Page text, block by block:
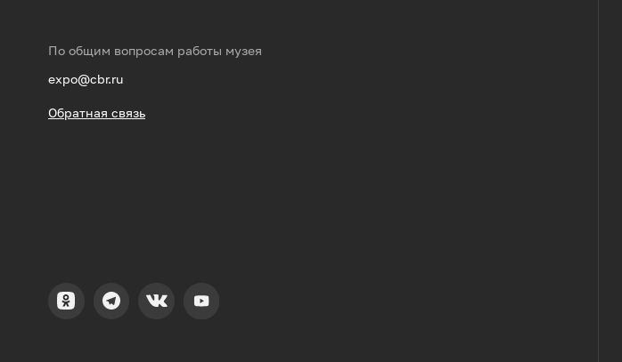
По общим вопросам работы музея
expo@cbr.ru
Обратная связь